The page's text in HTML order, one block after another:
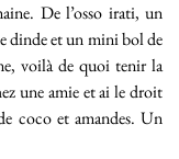
De l’osso irati, un
dinde et un mini bol de
voilà de quoi tenir la
une amie et ai le droit
coco et amandes. Un